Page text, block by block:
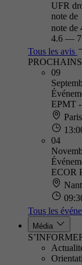
UFR
note de
note de
4.6 —
Tous les avis
09
EPMT -
Paris
04
ECOR
Tous les
Média